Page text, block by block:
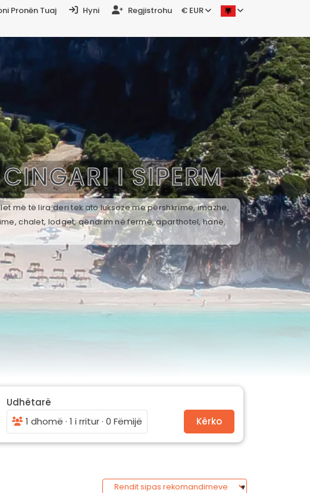
Pronën Tuaj Hyni Regjistrohu € EUR
CINGARI I SIPERM
më të lira deri tek ato luksoze me përshkrime, imazhe,
chalet, lodget, qëndrim në fermë, aparthotel, hanë,
Udhëtarë
1 dhomë · 1 i rritur · 0 Fëmijë
Kërko